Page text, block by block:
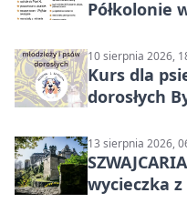
Półkolonie
10 sierpnia 2026,
Kurs dla
dorosłych
13 sierpnia 2026,
wycieczka z